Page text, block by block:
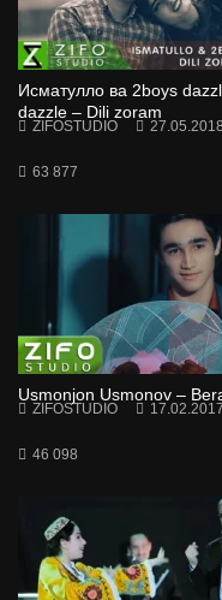
Исматулло ва 2boys
dazzle – Dili zoram
ZIFOSTUDIO 27.05.2018
63 877
Usmonjon Usmonov –
ZIFOSTUDIO 17.02.2017
46 098